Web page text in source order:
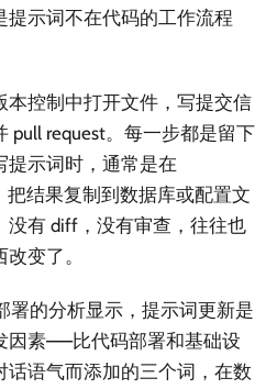
示词不在代码的工作流程
本控制中打开文件，写提交信
pull request。每一步都是留下
提示词时，通常是在
把结果复制到数据库或配置文
没有 diff，没有审查，往往也
变了。
署的分析显示，提示词更新是
因素——比代码部署和基础设
语气而添加的三个词，在数